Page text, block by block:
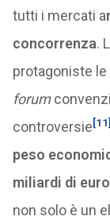
tutti i mercati a
concorrenza.
protagoniste le
forum
controversie[11]
peso
miliardi di euro
non solo è un